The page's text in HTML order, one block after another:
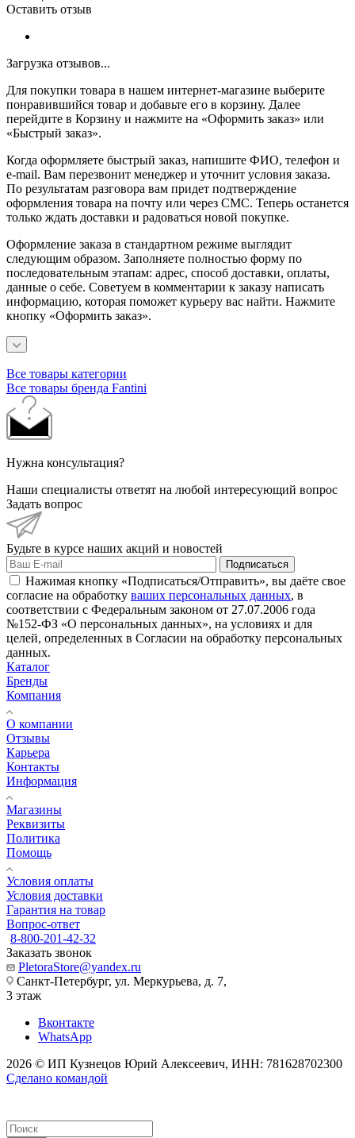
Оставить отзыв
Загрузка отзывов...
Для покупки товара в нашем интернет-магазине выберите
понравившийся товар и добавьте его в корзину. Далее
перейдите в Корзину и нажмите на «Оформить заказ» или
«Быстрый заказ».
Когда оформляете быстрый заказ, напишите ФИО, телефон и
e-mail. Вам перезвонит менеджер и уточнит условия заказа.
По результатам разговора вам придет подтверждение
оформления товара на почту или через СМС. Теперь останется
только ждать доставки и радоваться новой покупке.
Оформление заказа в стандартном режиме выглядит
следующим образом. Заполняете полностью форму по
последовательным этапам: адрес, способ доставки, оплаты,
данные о себе. Советуем в комментарии к заказу написать
информацию, которая поможет курьеру вас найти. Нажмите
кнопку «Оформить заказ».
Все товары категории
Все товары бренда Fantini
Нужна консультация?
Наши специалисты ответят на любой интересующий вопрос
Задать вопрос
Будьте в курсе наших акций и новостей
Подписаться
Нажимая кнопку «Подписаться/Отправить», вы даёте свое
согласие на обработку ваших персональных данных, в
соответствии с Федеральным законом от 27.07.2006 года
№152-ФЗ «О персональных данных», на условиях и для
целей, определенных в Согласии на обработку персональных
данных.
Каталог
Бренды
Компания
О компании
Отзывы
Карьера
Контакты
Информация
Магазины
Реквизиты
Политика
Помощь
Условия оплаты
Условия доставки
Гарантия на товар
Вопрос-ответ
8-800-201-42-32
Заказать звонок
PletoraStore@yandex.ru
Санкт-Петербург, ул. Меркурьева, д. 7,
3 этаж
Вконтакте
WhatsApp
2026 © ИП Кузнецов Юрий Алексеевич, ИНН: 781628702300
Сделано командой